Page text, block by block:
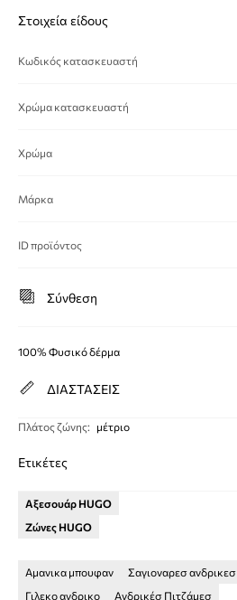
Στοιχεία είδους
Κωδικός κατασκευαστή
Χρώμα κατασκευαστή
Χρώμα
Μάρκα
ID προϊόντος
Σύνθεση
100% Φυσικό δέρμα
ΔΙΑΣΤΑΣΕΙΣ
Πλάτος ζώνης: μέτριο
Ετικέτες
Αξεσουάρ HUGO
Ζώνες HUGO
Αμανικα μπουφαν Σαγιοναρεσ ανδρικεσ
Γιλεκο ανδρικο
Ανδρικέσ Πιτζάμεσ